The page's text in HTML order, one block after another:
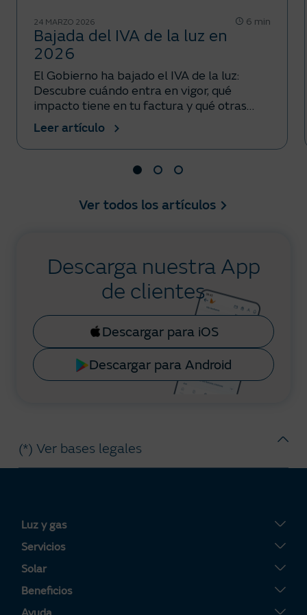
24 MARZO 2026 6 min
Bajada del IVA de la luz en
2026
El Gobierno ha bajado el IVA de la luz:
Descubre cuándo entra en vigor, qué
impacto tiene en tu factura y qué otras
medidas incluye el real decreto.
Leer artículo
Ver todos los artículos
Descarga nuestra App
de clientes
Descargar para iOS
Descargar para Android
(*) Ver bases legales
Luz y gas
Tarifa Plana
Tarifa Por Uso
Tarifa Noche
Tarifa Dinámica Luz
Servicios
Servigas
Servielectric
Servihogar
Solar
Placas solares
Tarifa Solar
Beneficios